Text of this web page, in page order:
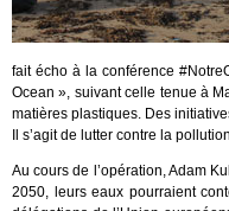
fait écho à la conférence
Ocean », suivant celle tenue à
matières plastiques. Des
Il s’agit de lutter contre la
Au cours de l’opération, Adam
2050, leurs eaux pourraient